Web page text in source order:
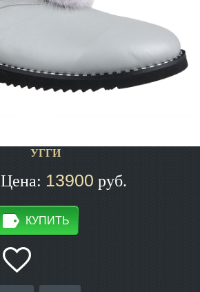
УГГИ
Цена: 13900 руб.
КУПИТЬ